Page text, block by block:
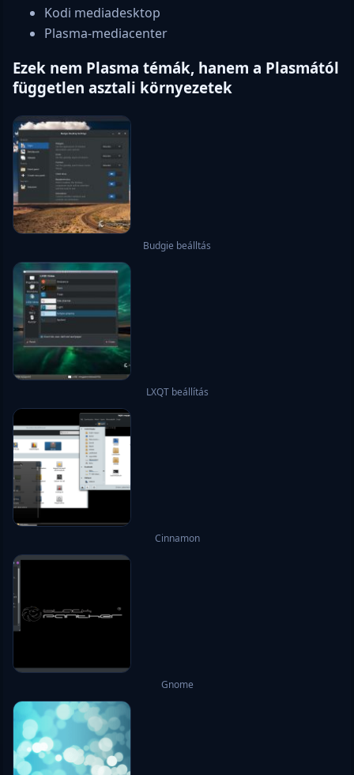
Kodi mediadesktop
Plasma-mediacenter
Ezek nem Plasma témák, hanem a Plasmától
független asztali környezetek
Budgie beálltás
LXQT beállítás
Cinnamon
Gnome